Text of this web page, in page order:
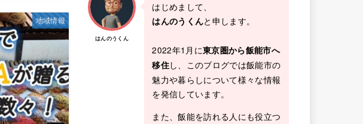
地域情報
はんのうくん
はじめまして、
はんのうくんと申します。
2022年1月に東京圏から飯能市へ
移住し、このブログでは飯能市の
魅力や暮らしについて様々な情報
を発信しています。
また、飯能を訪れる人にも役立つ